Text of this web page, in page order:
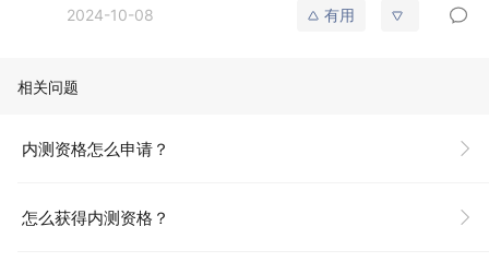
2024-10-08 有用
相关问题
内测资格怎么申请？
怎么获得内测资格？